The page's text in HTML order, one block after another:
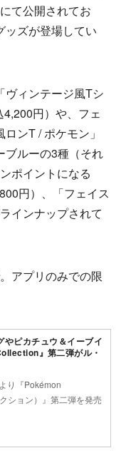
て公開されてお
ッズが登場してい
ィンテージ風Tシ
円）や、フェ
ンT / ポケモン」
ブルーの3種（それ
ポイントになる
円）、「フェイス
インナップされて
アプリのみでの限
やピカチュウ＆イーブイ
』第二弾がル・
り『Pokémon
ション）』第二弾を発売